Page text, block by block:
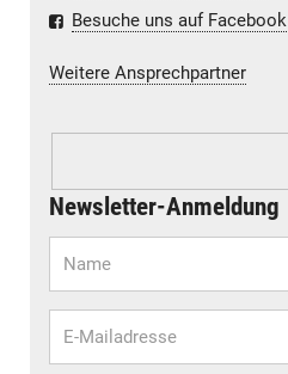
Besuche uns auf Facebook
Weitere Ansprechpartner
Newsletter-Anmeldung